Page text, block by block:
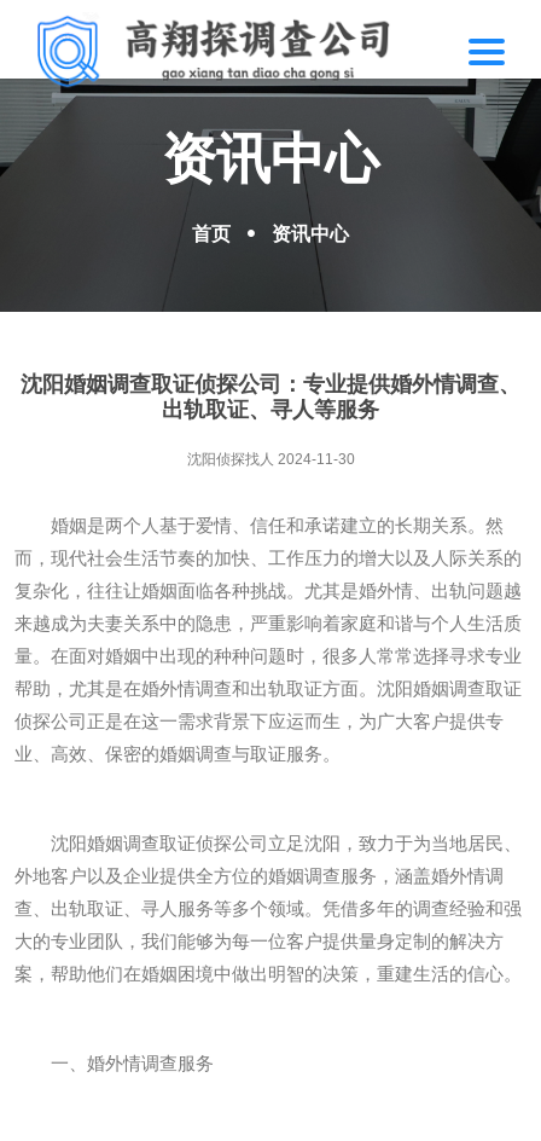
资讯中心
首页 资讯中心
沈阳婚姻调查取证侦探公司：专业提供婚外情调查、
出轨取证、寻人等服务
沈阳侦探找人 2024-11-30
婚姻是两个人基于爱情、信任和承诺建立的长期关系。然
而，现代社会生活节奏的加快、工作压力的增大以及人际关系的
复杂化，往往让婚姻面临各种挑战。尤其是婚外情、出轨问题越
来越成为夫妻关系中的隐患，严重影响着家庭和谐与个人生活质
量。在面对婚姻中出现的种种问题时，很多人常常选择寻求专业
帮助，尤其是在婚外情调查和出轨取证方面。沈阳婚姻调查取证
侦探公司正是在这一需求背景下应运而生，为广大客户提供专
业、高效、保密的婚姻调查与取证服务。
沈阳婚姻调查取证侦探公司立足沈阳，致力于为当地居民、
外地客户以及企业提供全方位的婚姻调查服务，涵盖婚外情调
查、出轨取证、寻人服务等多个领域。凭借多年的调查经验和强
大的专业团队，我们能够为每一位客户提供量身定制的解决方
案，帮助他们在婚姻困境中做出明智的决策，重建生活的信心。
一、婚外情调查服务